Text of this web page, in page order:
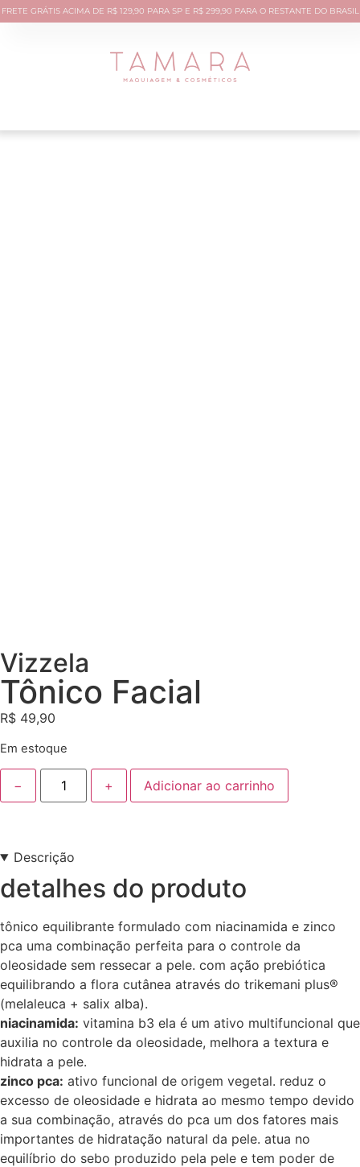
FRETE GRÁTIS ACIMA DE R$ 129,90 PARA SP E R$ 299,90 PARA O RESTANTE DO BRASIL
Vizzela
Tônico Facial
R$ 49,90
Em estoque
− + Adicionar ao carrinho
Descrição
detalhes do produto
tônico equilibrante formulado com niacinamida e zinco
pca uma combinação perfeita para o controle da
oleosidade sem ressecar a pele. com ação prebiótica
equilibrando a flora cutânea através do trikemani plus®
(melaleuca + salix alba).
niacinamida: vitamina b3 ela é um ativo multifuncional que
auxilia no controle da oleosidade, melhora a textura e
hidrata a pele.
zinco pca: ativo funcional de origem vegetal. reduz o
excesso de oleosidade e hidrata ao mesmo tempo devido
a sua combinação, através do pca um dos fatores mais
importantes de hidratação natural da pele. atua no
equilíbrio do sebo produzido pela pele e tem poder de